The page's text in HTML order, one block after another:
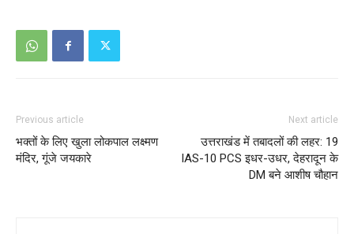
Previous article
भक्तों के लिए खुला लोकपाल लक्ष्मण
मंदिर, गूंजे जयकारे
Next article
उत्तराखंड में तबादलों की लहर: 19
IAS-10 PCS इधर-उधर, देहरादून के
DM बने आशीष चौहान